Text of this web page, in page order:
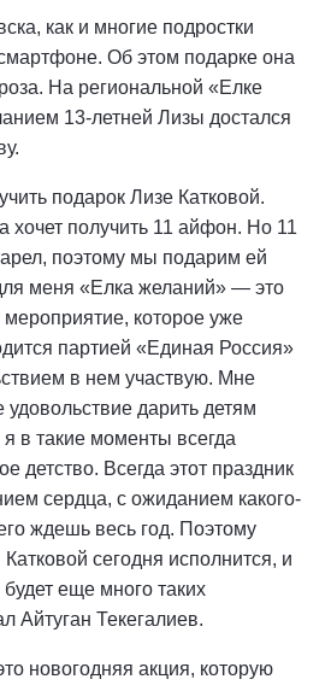
как и многие подростки
Об этом подарке она
На региональной «Елке
13-летней Лизы достался
подарок Лизе Катковой.
хочет получить 11 айфон. Но 11
поэтому мы подарим ей
меня «Елка желаний» — это
которое уже
партией «Единая Россия»
в нем участвую. Мне
дарить детям
в такие моменты всегда
детство. Всегда этот праздник
сердца, с ожиданием какого-
ждешь весь год. Поэтому
сегодня исполнится, и
еще много таких
Айтуган Текегалиев.
новогодняя акция, которую